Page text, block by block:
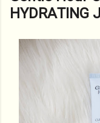
HYDRATING